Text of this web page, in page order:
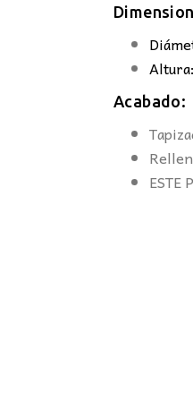
Acabado:
ESTE